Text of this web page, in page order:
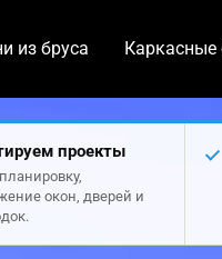
из бруса Каркасные
проекты
окон, дверей и